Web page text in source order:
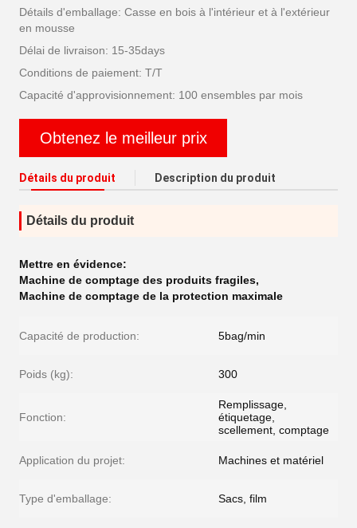
Détails d'emballage: Casse en bois à l'intérieur et à l'extérieur
en mousse
Délai de livraison: 15-35days
Conditions de paiement: T/T
Capacité d'approvisionnement: 100 ensembles par mois
Obtenez le meilleur prix
Détails du produit Description du produit
Détails du produit
Mettre en évidence:
Machine de comptage des produits fragiles,
Machine de comptage de la protection maximale
Capacité de production: 5bag/min
Poids (kg): 300
Fonction:
Remplissage,
étiquetage,
scellement, comptage
Application du projet: Machines et matériel
Type d'emballage: Sacs, film